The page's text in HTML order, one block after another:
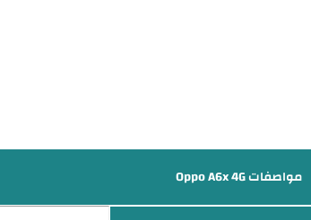
مواصفات Oppo A6x 4G